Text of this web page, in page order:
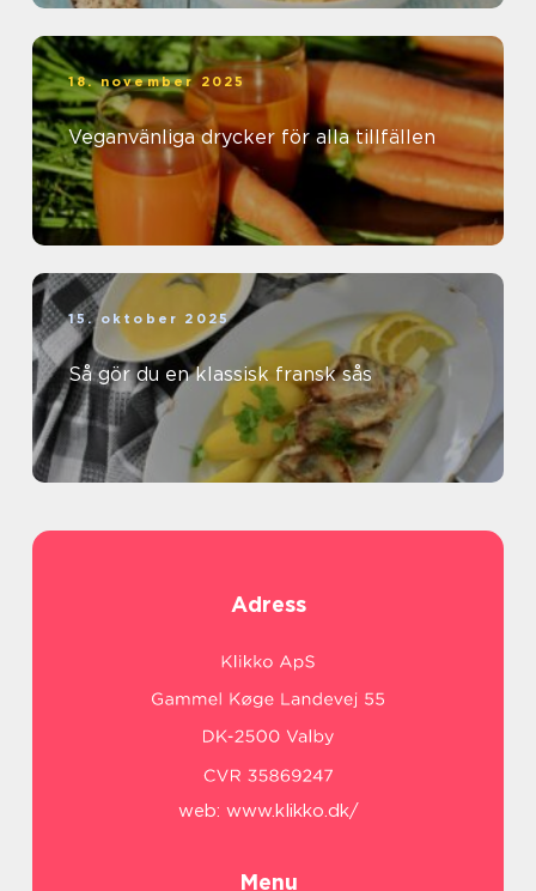
18. november 2025
Veganvänliga drycker för alla tillfällen
15. oktober 2025
Så gör du en klassisk fransk sås
Adress
web: www.klikko.dk/
Menu